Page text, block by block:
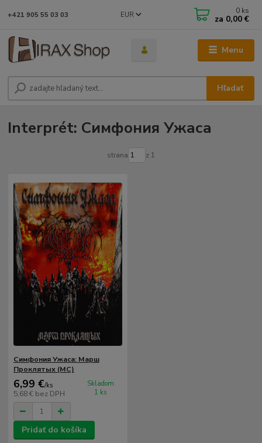
Menu
EUR
Hľadať
+421 905 55 03 03 0 ks
za 0,00 €
Interprét: Симфония Ужаса
strana z 1
Симфония Ужаса: Марш
Проклятых (MC)
6,99 €/ks
5,68 € bez DPH
Skladom
1 ks
Pridať do košíka